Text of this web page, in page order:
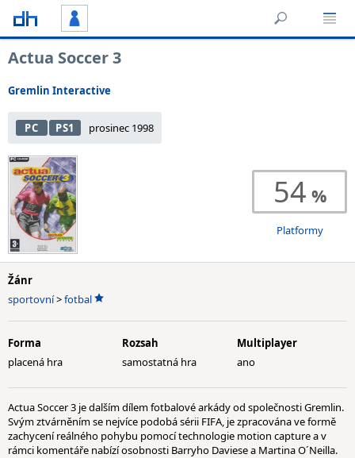
Actua Soccer 3
Gremlin Interactive
PC PS1 prosinec 1998
54
Platformy
Žánr
sportovní>fotbal
Forma
placená hra
Rozsah
samostatná hra
Multiplayer
ano
Actua Soccer 3 je dalším dílem fotbalové arkády od společnosti Gremlin.
Svým ztvárněním se nejvíce podobá sérii FIFA, je zpracována ve formě
zachycení reálného pohybu pomocí technologie motion capture a v
rámci komentáře nabízí osobnosti Barryho Daviese a Martina O´Neilla.